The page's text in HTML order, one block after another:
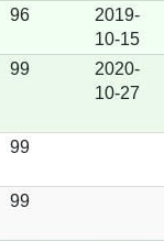
96
2019-
10-15
99
2020-
10-27
99
99